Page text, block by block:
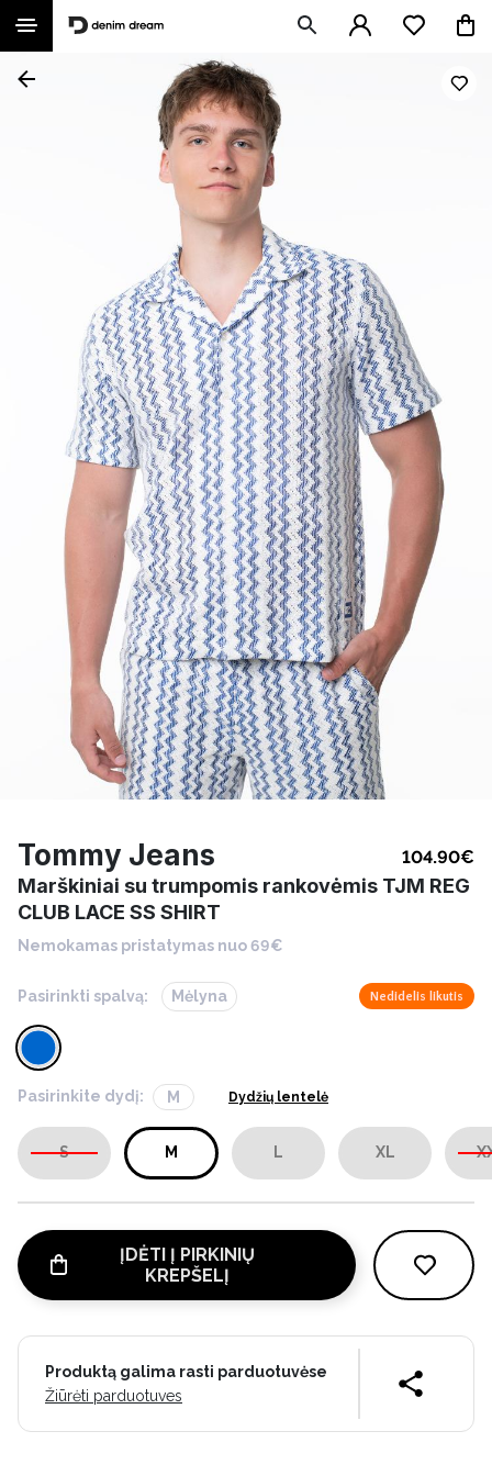
Tommy Jeans 104.90€
Marškiniai su trumpomis rankovėmis TJM REG
CLUB LACE SS SHIRT
Nemokamas pristatymas nuo 69€
Pasirinkti spalvą: Mėlyna Nedidelis likutis
Pasirinkite dydį: M Dydžių lentelė
S M L XL
ĮDĖTI Į PIRKINIŲ
KREPŠELĮ
Produktą galima rasti parduotuvėse
Žiūrėti parduotuves